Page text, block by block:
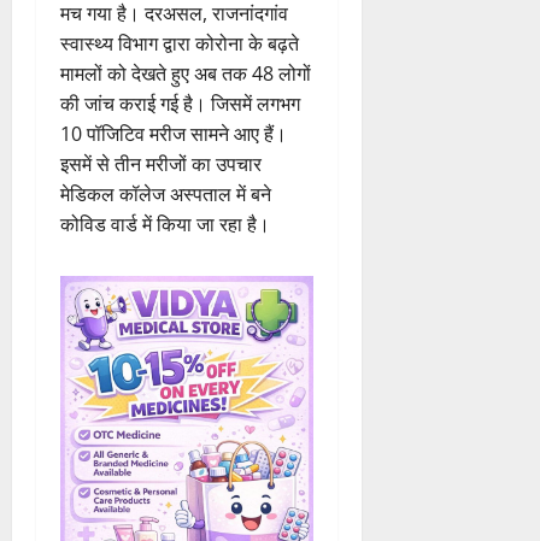
मच गया है। दरअसल, राजनांदगांव
स्वास्थ्य विभाग द्वारा कोरोना के बढ़ते
मामलों को देखते हुए अब तक 48 लोगों
की जांच कराई गई है। जिसमें लगभग
10 पॉजिटिव मरीज सामने आए हैं।
इसमें से तीन मरीजों का उपचार
मेडिकल कॉलेज अस्पताल में बने
कोविड वार्ड में किया जा रहा है।